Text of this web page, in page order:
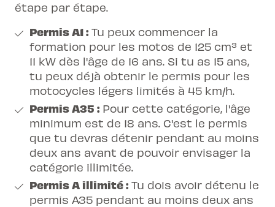
étape par étape.
Permis A1: Tu peux commencer la
formation pour les motos de 125 cm³ et
11 kW dès l'âge de 16 ans. Si tu as 15 ans,
tu peux déjà obtenir le permis pour les
motocycles légers limités à 45 km/h.
Permis A35 : Pour cette catégorie, l'âge
minimum est de 18 ans. C'est le permis
que tu devras détenir pendant au moins
deux ans avant de pouvoir envisager la
catégorie illimitée.
Permis A illimité : Tu dois avoir détenu le
permis A35 pendant au moins deux ans